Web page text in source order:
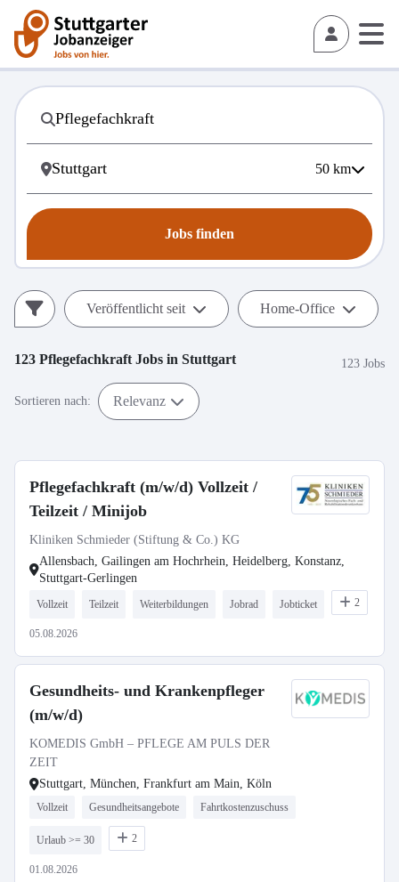
50 km
Jobs finden
Veröffentlicht seit Home-Office
123 Pflegefachkraft Jobs in Stuttgart 123 Jobs
Sortieren nach: Relevanz
Pflegefachkraft (m/w/d) Vollzeit /
Teilzeit / Minijob
Kliniken Schmieder (Stiftung & Co.) KG
Allensbach, Gailingen am Hochrhein, Heidelberg, Konstanz,
Stuttgart-Gerlingen
Vollzeit Teilzeit Weiterbildungen Jobrad Jobticket 2
05.08.2026
Gesundheits- und Krankenpfleger
(m/w/d)
KOMEDIS GmbH – PFLEGE AM PULS DER
ZEIT
Stuttgart, München, Frankfurt am Main, Köln
Vollzeit Gesundheitsangebote Fahrtkostenzuschuss
Urlaub >= 30 2
01.08.2026